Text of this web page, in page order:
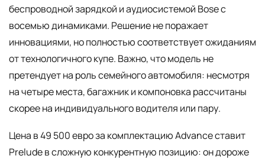
беспроводной зарядкой и аудиосистемой Bose с
восемью динамиками. Решение не поражает
инновациями, но полностью соответствует ожиданиям
от технологичного купе. Важно, что модель не
претендует на роль семейного автомобиля: несмотря
на четыре места, багажник и компоновка рассчитаны
скорее на индивидуального водителя или пару.
Цена в 49 500 евро за комплектацию Advance ставит
Prelude в сложную конкурентную позицию: он дороже